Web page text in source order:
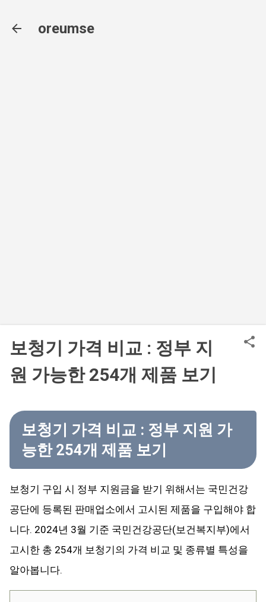
oreumse
보청기 가격 비교 : 정부 지
원 가능한 254개 제품 보기
보청기 가격 비교 : 정부 지원 가
능한 254개 제품 보기
보청기 구입 시 정부 지원금을 받기 위해서는 국민건강
공단에 등록된 판매업소에서 고시된 제품을 구입해야 합
니다. 2024년 3월 기준 국민건강공단(보건복지부)에서
고시한 총 254개 보청기의 가격 비교 및 종류별 특성을
알아봅니다.